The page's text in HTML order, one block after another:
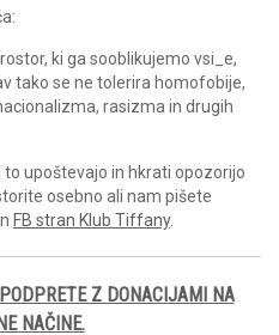
ki ga sooblikujemo vsi_e,
tako se ne tolerira homofobije,
rasizma in drugih
upoštevajo in hkrati opozorijo
osebno ali nam pišete
FB stran Klub Tiffany.
Z DONACIJAMI NA
NAČINE.